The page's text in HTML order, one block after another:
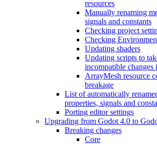
resources
Manually renaming
signals and constants
Checking project
Checking
Updating shaders
Updating scripts to
incompatible changes
ArrayMesh resource
breakage
List of automatically
properties, signals and
Porting editor settings
Upgrading from Godot 4.0 to
Breaking changes
Core